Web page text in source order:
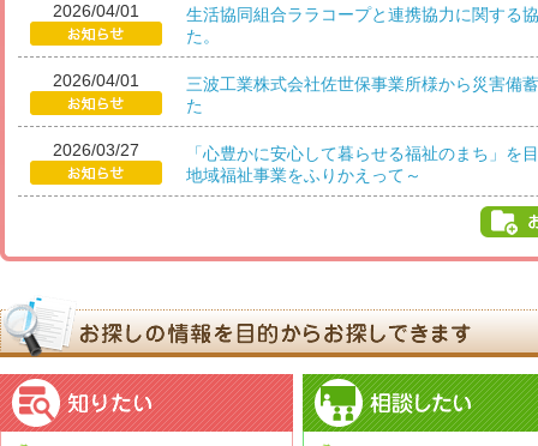
2026/04/01
生活協同組合ララコープと連携協力に関する
た。
2026/04/01
三波工業株式会社佐世保事業所様から災害備
た
2026/03/27
「心豊かに安心して暮らせる福祉のまち」を
地域福祉事業をふりかえって～